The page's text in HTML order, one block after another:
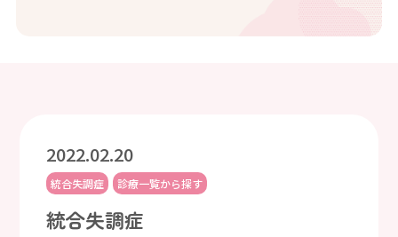
2022.02.20
統合失調症 診療一覧から探す
統合失調症